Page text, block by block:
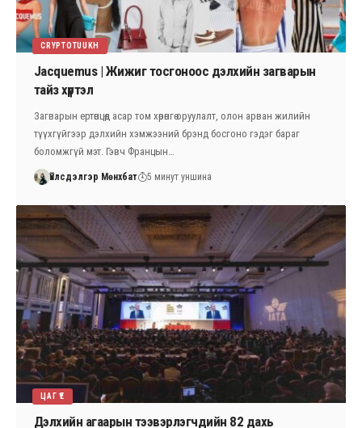
CRYPTOTUUKH
Jacquemus | Жижиг тосгоноос дэлхийн загварын
тайз хүртэл
Загварын ертөнцөд асар том хөрөнгө оруулалт, олон арван жилийн
түүхгүйгээр дэлхийн хэмжээний брэнд босгоно гэдэг бараг
боломжгүй мэт. Гэвч Францын…
Үйлсдэлгэр Мөнхбат 5 минут уншина
ЦАГ ҮЕ
Дэлхийн агаарын тээвэрлэгчдийн 82 дахь